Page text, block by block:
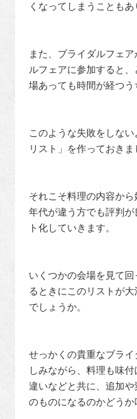
くなってしまうこともあ
また、ブライダルフェ
ルフェアに参加すると
場あっても時間が経つう
このような失敗をしな
リスト」を作っておきま
それこそ料理の内容から
年代が違う方でも評判
ト化していきます。
いくつかの会場を見て
るときにこのリストが
でしょうか。
せっかくの貴重なブラ
しみながら、料理も味
違いなどと共に、追加
のものになるのかどうか